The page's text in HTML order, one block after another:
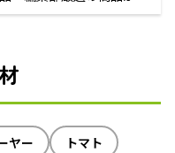
ヤー
トマト